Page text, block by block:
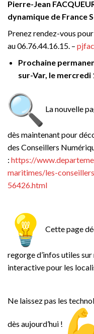
Pierre-Jean
dynamique de France
Prenez rendez-vous
au 06.76.44.16.15. –
Prochaine
sur-Var, le mercredi
La nouvelle
dès maintenant pour
des Conseillers
: https://
maritimes/les-
56426.html
Cette page
regorge d’infos utiles
interactive pour les
Ne laissez pas les
dès aujourd’hui !